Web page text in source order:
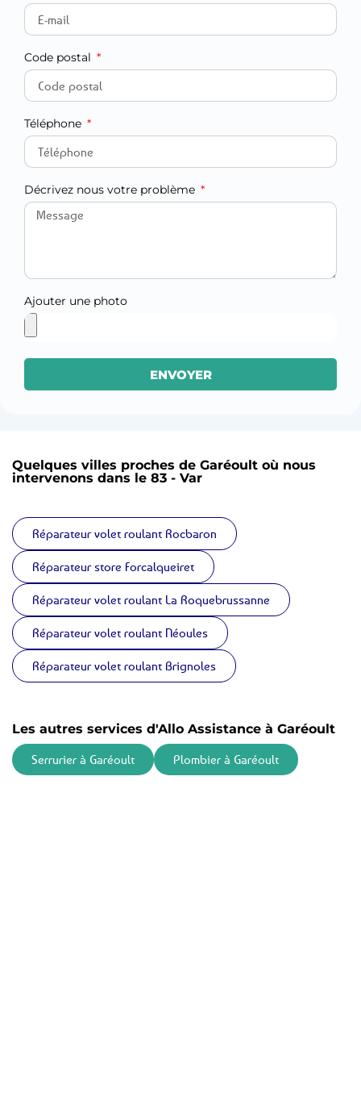
Code postal
Téléphone
Décrivez nous votre problème
Ajouter une photo
ENVOYER
Quelques villes proches de Garéoult où nous
intervenons dans le 83 - Var
Réparateur volet roulant Rocbaron
Réparateur store Forcalqueiret
Réparateur volet roulant La Roquebrussanne
Réparateur volet roulant Néoules
Réparateur volet roulant Brignoles
Les autres services d'Allo Assistance à Garéoult
Serrurier à Garéoult Plombier à Garéoult